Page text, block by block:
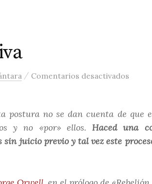
/ Comentarios desactivados
postura no se dan cuenta de que
y no «por» ellos.Haced una
sin juicio previo y tal vez este